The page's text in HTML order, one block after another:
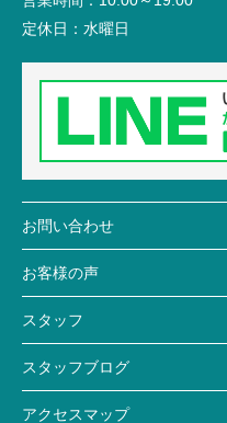
定休日： 水曜日
お問い合わせ
お客様の声
スタッフ
スタッフブログ
アクセスマップ